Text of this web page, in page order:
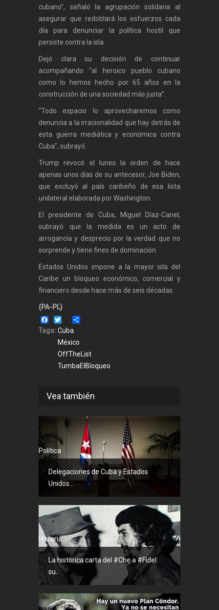
cubano”, señaló la agrupación solidaria al
asegurar que redoblará los esfuerzos cada
día para denunciar la política hostil que
persiste contra la isla.
Dejó clara su decisión de continuar
acompañando “al heroico pueblo cubano
como lo hemos hecho por 65 años en la
construcción de una sociedad más justa”.
“Todo espacio lo aprovecharemos como
denuncia a la irracionalidad que hay detrás de
esta guerra mediática y económica contra
Cuba”, subrayó.
Trump revocó el lunes la orden de hace
apenas unos días de su antecesor, Joe Biden,
que excluyó al país caribeño de esa lista
unilateral elaborada por Washington.
El presidente de Cuba, Miguel Díaz-Canel,
subrayó que la medida es un acto de
arrogancia y desprecio por la verdad que no
sorprende y tiene fines de dominación.
Estados Unidos impone a la mayor isla del
Caribe un bloqueo económico, comercial y
financiero desde hace más de seis décadas.
(PA-PL)
Facebook
Twitter
Tags: Cuba
México
OffTheList
TumbaElBloqueo
Vea también
Política
Delegaciones de Cuba y Estados
Unidos...
Historia
La histórica carta del #Che a #Fidel:
su...